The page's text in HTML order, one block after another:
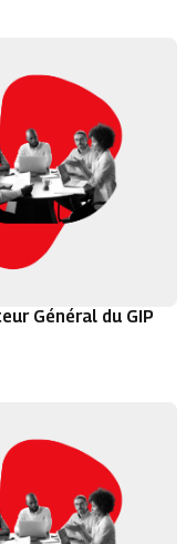
Général du GIP